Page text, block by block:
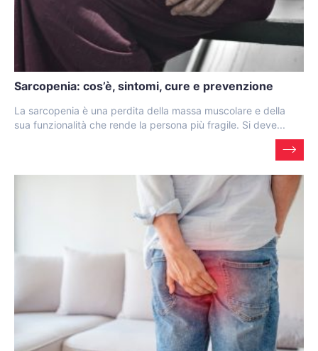
Sarcopenia: cos’è, sintomi, cure e prevenzione
La sarcopenia è una perdita della massa muscolare e della
sua funzionalità che rende la persona più fragile. Si deve...